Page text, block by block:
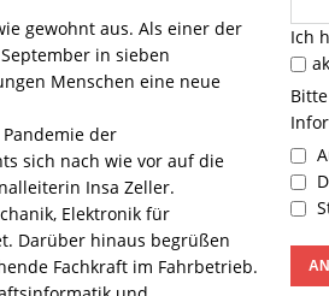
gewohnt aus. Als einer der
in sieben
Menschen eine neue
der
sich nach wie vor auf die
Insa Zeller.
Elektronik für
Darüber hinaus begrüßen
Fachkraft im Fahrbetrieb.
Ich